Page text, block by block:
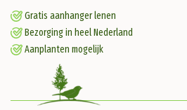
Gratis aanhanger lenen
Bezorging in heel Nederland
Aanplanten mogelijk